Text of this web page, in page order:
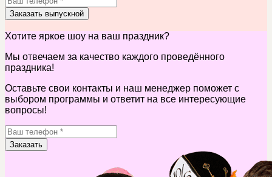
Заказать выпускной
Хотите яркое шоу на ваш праздник?
Мы отвечаем за качество каждого проведённого
праздника!
Оставьте свои контакты и наш менеджер поможет с
выбором программы и ответит на все интересующие
вопросы!
Заказать